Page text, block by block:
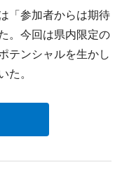
「参加者からは期待
。今回は県内限定の
テンシャルを生かし
た。